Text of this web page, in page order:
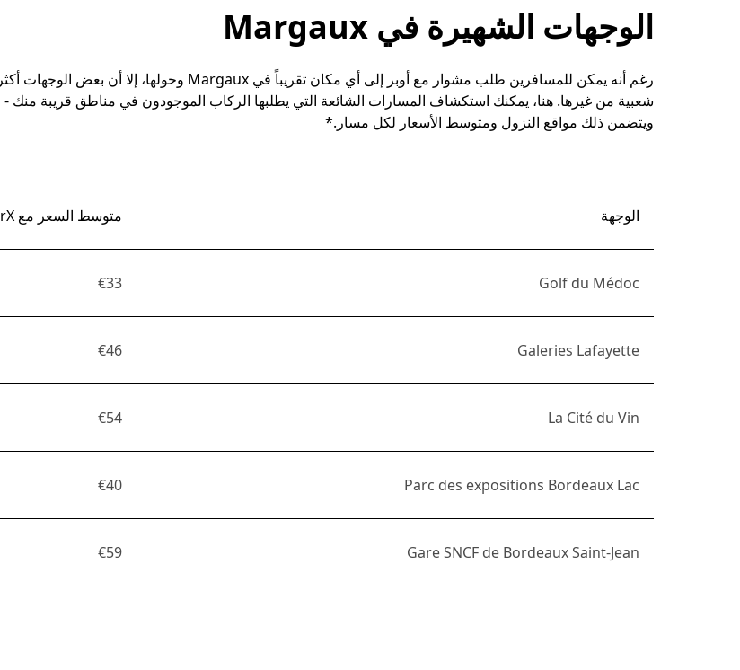
الوجهات الشهيرة في Margaux
رغم أنه يمكن للمسافرين طلب مشوار مع أوبر إلى أي مكان تقريباً في Margaux وحولها، إلا أن بعض الوجهات أكثر
شعبية من غيرها. هنا، يمكنك استكشاف المسارات الشائعة التي يطلبها الركاب الموجودون في مناطق قريبة منك -
ويتضمن ذلك مواقع النزول ومتوسط الأسعار لكل مسار.*
الوجهة متوسط السعر مع UberX*
Golf du Médoc
€33
Galeries Lafayette
€46
La Cité du Vin
€54
Parc des expositions Bordeaux Lac
€40
Gare SNCF de Bordeaux Saint-Jean
€59